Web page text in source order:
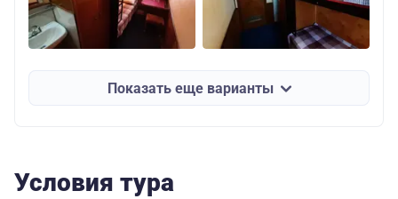
Показать еще варианты
Условия тура